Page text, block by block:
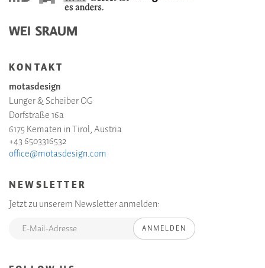
KONTAKT
motasdesign
Lunger & Scheiber OG
Dorfstraße 16a
6175 Kematen in Tirol, Austria
+43 6503316532
office@motasdesign.com
NEWSLETTER
Jetzt zu unserem Newsletter anmelden:
ANMELDEN